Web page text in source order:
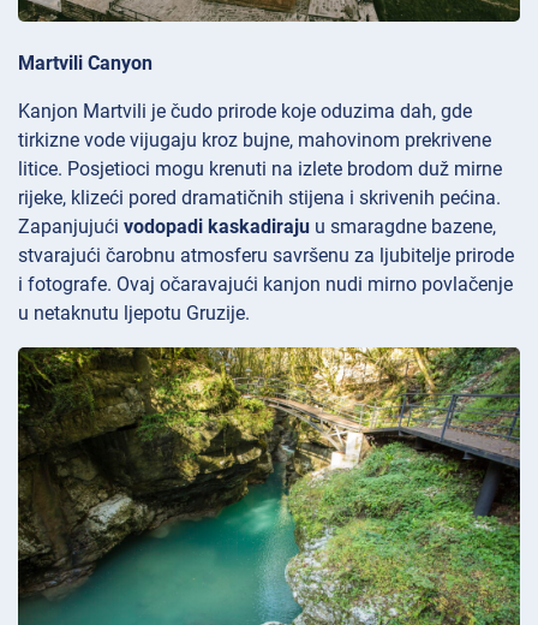
Martvili Canyon
Kanjon Martvili je čudo prirode koje oduzima dah, gde
tirkizne vode vijugaju kroz bujne, mahovinom prekrivene
litice. Posjetioci mogu krenuti na izlete brodom duž mirne
rijeke, klizeći pored dramatičnih stijena i skrivenih pećina.
Zapanjujući vodopadi kaskadiraju u smaragdne bazene,
stvarajući čarobnu atmosferu savršenu za ljubitelje prirode
i fotografe. Ovaj očaravajući kanjon nudi mirno povlačenje
u netaknutu ljepotu Gruzije.